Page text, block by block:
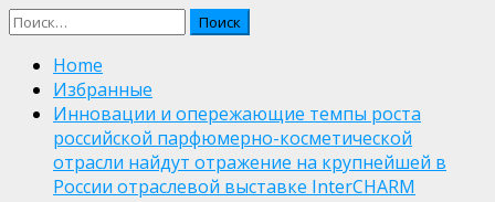
Найти:
Home
Избранные
Инновации и опережающие темпы роста
российской парфюмерно-косметической
отрасли найдут отражение на крупнейшей в
России отраслевой выставке InterCHARM